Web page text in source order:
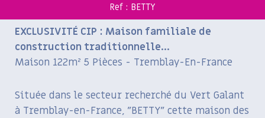
Ref : BETTY
EXCLUSIVITÉ CIP : Maison familiale de
construction traditionnelle...
Maison 122m² 5 Pièces - Tremblay-En-France
Située dans le secteur recherché du Vert Galant
à Tremblay-en-France, "BETTY" cette maison des